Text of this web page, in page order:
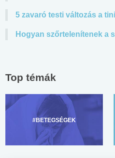
5 zavaró testi változás a
Hogyan szőrtelenítenek a
Top témák
#BETEGSÉGEK